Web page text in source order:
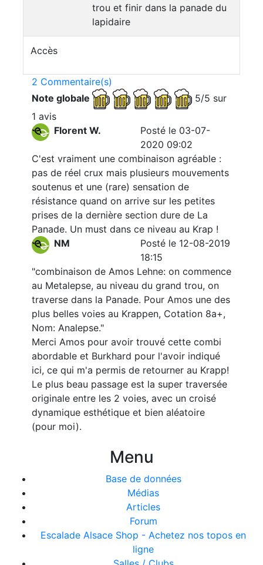
trou et finir dans la panade du
lapidaire
Accès
2 Commentaire(s)
Note globale
5/5 sur
1 avis
Florent W.
Posté le 03-07-
2020 09:02
C'est vraiment une combinaison agréable :
pas de réel crux mais plusieurs mouvements
soutenus et une (rare) sensation de
résistance quand on arrive sur les petites
prises de la dernière section dure de La
Panade. Un must dans ce niveau au Krap !
NM
Posté le 12-08-2019
18:15
"combinaison de Amos Lehne: on commence
au Metalepse, au niveau du grand trou, on
traverse dans la Panade. Pour Amos une des
plus belles voies au Krappen, Cotation 8a+,
Nom: Analepse."
Merci Amos pour avoir trouvé cette combi
abordable et Burkhard pour l'avoir indiqué
ici, ce qui m'a permis de retourner au Krapp!
Le plus beau passage est la super traversée
originale entre les 2 voies, avec un croisé
dynamique esthétique et bien aléatoire
(pour moi).
Menu
Base de données
Médias
Articles
Forum
Escalade Alsace Shop - Achetez nos topos en
ligne